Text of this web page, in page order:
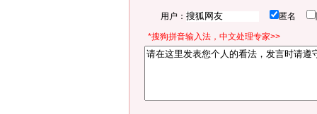
用户： 匿名
*搜狗拼音输入法，中文处理专家>>